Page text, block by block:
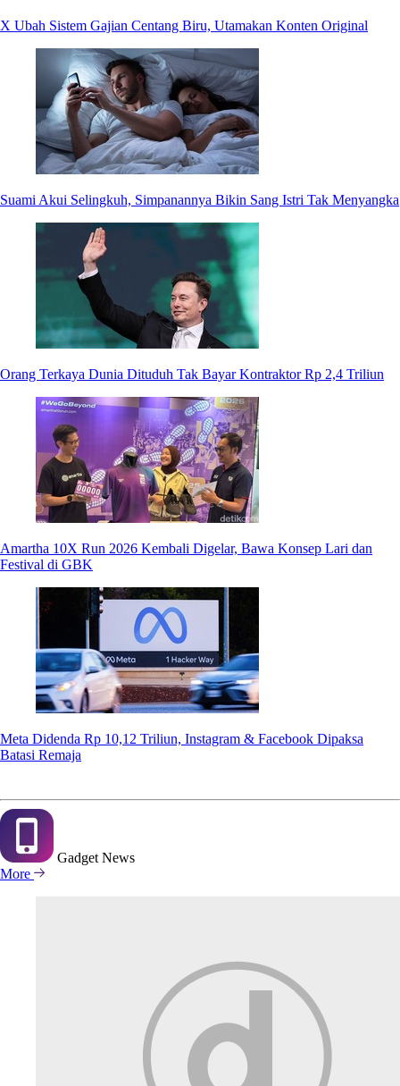
X Ubah Sistem Gajian Centang Biru, Utamakan Konten Original
Suami Akui Selingkuh, Simpanannya Bikin Sang Istri Tak Menyangka
Orang Terkaya Dunia Dituduh Tak Bayar Kontraktor Rp 2,4 Triliun
Amartha 10X Run 2026 Kembali Digelar, Bawa Konsep Lari dan
Festival di GBK
Meta Didenda Rp 10,12 Triliun, Instagram & Facebook Dipaksa
Batasi Remaja
Gadget News
More